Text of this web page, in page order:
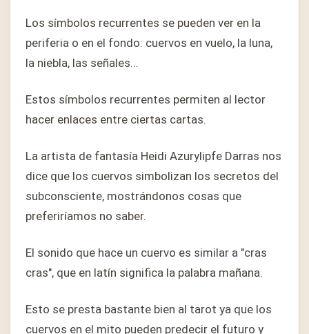
Los símbolos recurrentes se pueden ver en la
periferia o en el fondo: cuervos en vuelo, la luna,
la niebla, las señales…
Estos símbolos recurrentes permiten al lector
hacer enlaces entre ciertas cartas.
La artista de fantasía Heidi Azurylipfe Darras nos
dice que los cuervos simbolizan los secretos del
subconsciente, mostrándonos cosas que
preferiríamos no saber.
El sonido que hace un cuervo es similar a "cras
cras", que en latín significa la palabra mañana.
Esto se presta bastante bien al tarot ya que los
cuervos en el mito pueden predecir el futuro y